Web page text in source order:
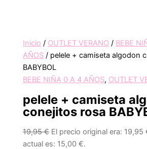
Inicio / OUTLET VERANO / BEBE
AÑOS / pelele + camiseta algodon
BABYBOL
BEBE NIÑA 0 A 4 AÑOS, OUTLET
pelele + camiseta
conejitos rosa
19,95€ El precio original era: 19,95
actual es: 15,00 €.